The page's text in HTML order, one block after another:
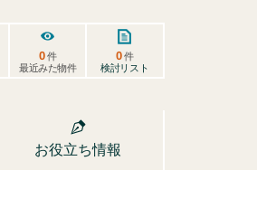
0件
最近みた物件
0件
検討リスト
お役立ち情報